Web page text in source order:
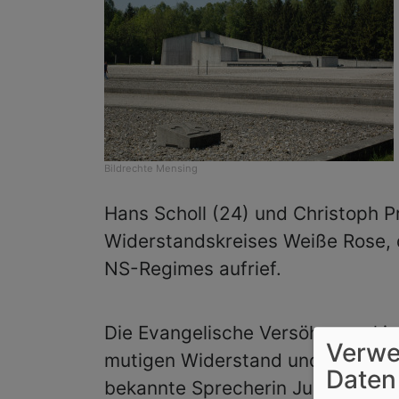
Bildrechte Mensing
Hans Scholl (24) und Christoph
Widerstandskreises Weiße
NS-Regimes aufrief.
Die Evangelische
mutigen Widerstand und ließ sie
bekannte Sprecherin Julia